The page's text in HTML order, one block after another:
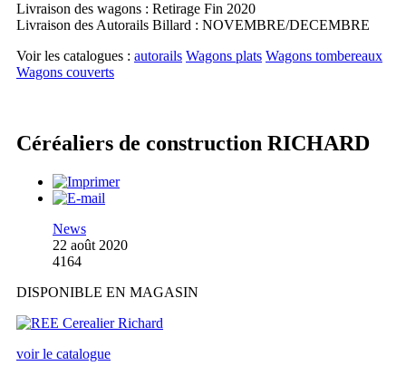
Livraison des wagons : Retirage Fin 2020
Livraison des Autorails Billard : NOVEMBRE/DECEMBRE
Voir les catalogues : autorails Wagons plats Wagons tombereaux
Wagons couverts
Céréaliers de construction RICHARD
News
22 août 2020
4164
DISPONIBLE EN MAGASIN
voir le catalogue